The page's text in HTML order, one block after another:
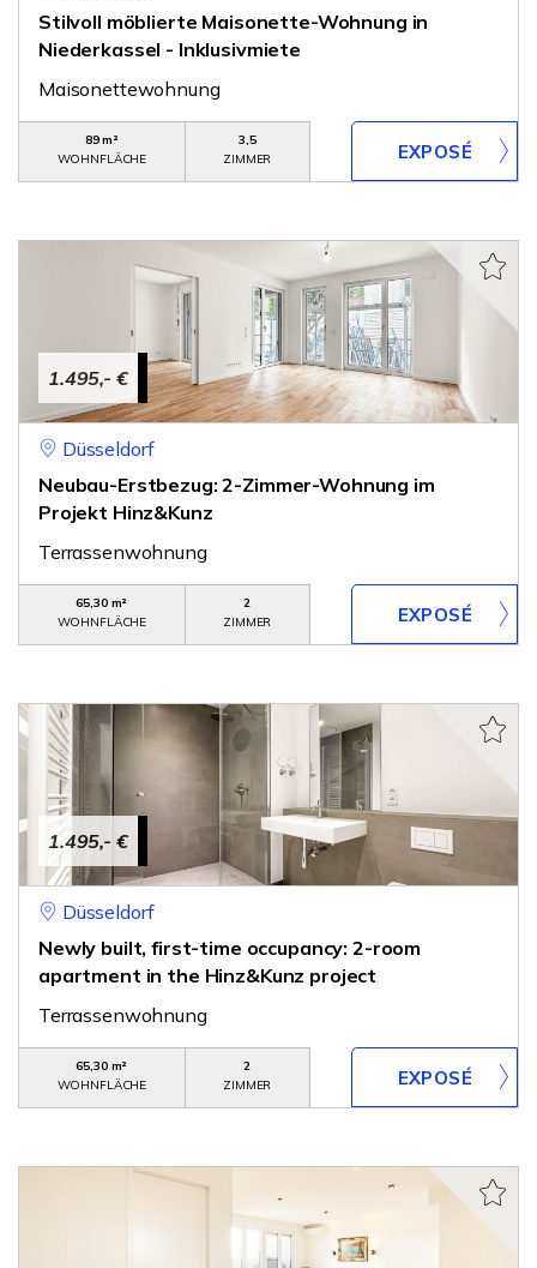
Stilvoll möblierte Maisonette-Wohnung in
Niederkassel - Inklusivmiete
Maisonettewohnung
89 m²
WOHNFLÄCHE
3,5
ZIMMER
1.495,- €
Düsseldorf
Neubau-Erstbezug: 2-Zimmer-Wohnung im
Projekt Hinz&Kunz
Terrassenwohnung
65,30 m²
WOHNFLÄCHE
2
ZIMMER
1.495,- €
Düsseldorf
Newly built, first-time occupancy: 2-room
apartment in the Hinz&Kunz project
Terrassenwohnung
65,30 m²
WOHNFLÄCHE
2
ZIMMER